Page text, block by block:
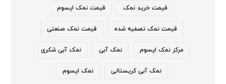
قیمت خرید نمک قیمت نمک اپسوم
قیمت نمک تصفیه شده قیمت نمک صنعتی
مرکز نمک اپسوم نمک آبی نمک آبی شکری
نمک آبی کریستالی نمک اپسوم